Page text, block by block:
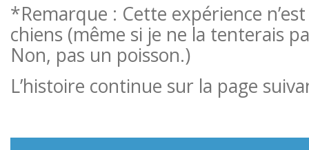
*Remarque : Cette expérience
chiens (même si je ne la tenterais
Non, pas un poisson.)
L’histoire continue sur la page